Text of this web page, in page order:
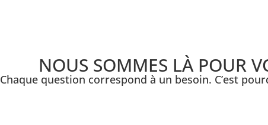
NOUS SOMMES LÀ POUR
Chaque question correspond à un besoin. C’est